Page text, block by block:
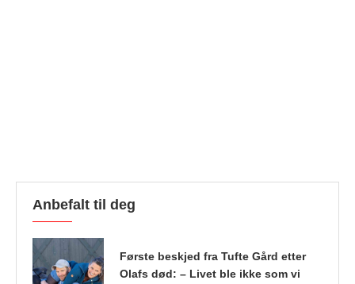
Anbefalt til deg
Første beskjed fra Tufte Gård etter
Olafs død: – Livet ble ikke som vi